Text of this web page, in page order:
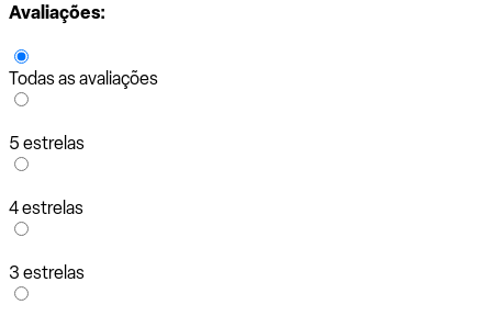
Avaliações:
Todas as avaliações
5 estrelas
4 estrelas
3 estrelas